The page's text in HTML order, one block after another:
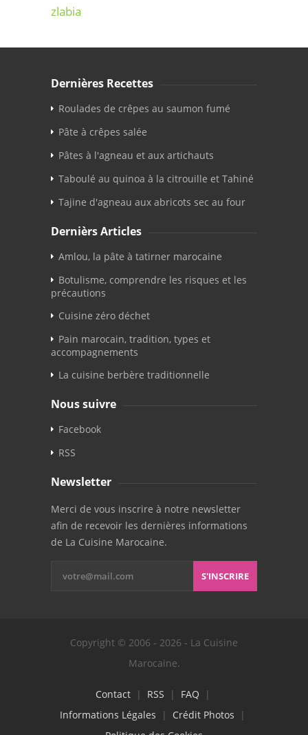
zlabia
Dernières Recettes
Roulades de crêpes au saumon fumé
Pâte à crêpes salée
Pâtes à l'agneau et aux artichauts
Taboulé au quinoa à la citrouille et Tahiné
Tajine d'agneau aux abricots sec au four
Dernièrs Articles
Amlou, la pâte à tatirner marocaine
Botulisme, comprendre les risques et les
précautions
Cuisine zéro déchet
Pain marocain, tradition, types et
accompagnements
La cuisine berbère traditionnelle
Nous suivre
Facebook
RSS
Newsletter
Merci de vous inscrire à notre newsletter
afin de recevoir les dernières informations
de La Cuisine Marocaine.
S'INSCRIRE
Copyright © 2006 - 2026 - La Cuisine
Marocaine.
Contact| RSS | FAQ |
Informations Légales | Crédit Photos |